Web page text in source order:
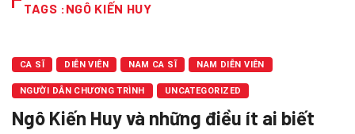
TAGS :NGÔ KIẾN HUY
CA SĨ DIỄN VIÊN NAM CA SĨ NAM DIỄN VIÊN
NGƯỜI DẪN CHƯƠNG TRÌNH UNCATEGORIZED
Ngô Kiến Huy và những điều ít ai biết